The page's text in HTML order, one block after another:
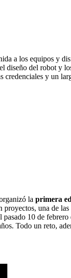
a los equipos y
diseño del robot
y un
la primera
proyectos, una de
pasado 10 de febrero
Todo un reto,